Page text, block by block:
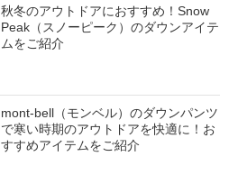
秋冬のアウトドアにおすすめ！Snow
Peak（スノーピーク）のダウンアイテ
ムをご紹介
mont-bell（モンベル）のダウンパンツ
で寒い時期のアウトドアを快適に！お
すすめアイテムをご紹介